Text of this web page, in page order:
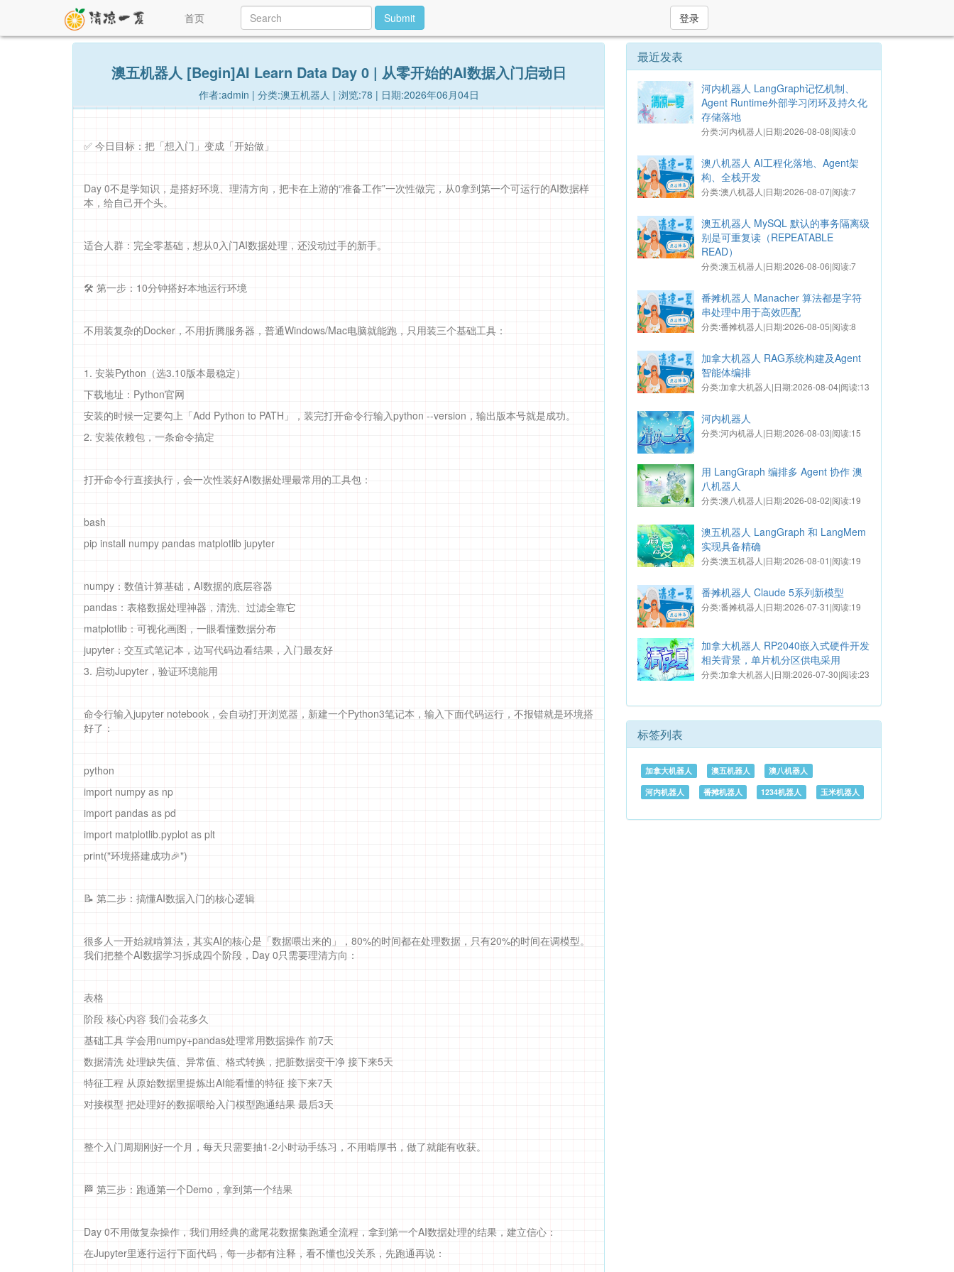
首页 Submit 登录
澳五机器人 [Begin]AI Learn Data Day 0 | 从零开始的AI数据入门启动日
作者:admin | 分类:澳五机器人 | 浏览:78 | 日期:2026年06月04日
✅ 今日目标：把「想入门」变成「开始做」
Day 0不是学知识，是搭好环境、理清方向，把卡在上游的“准备工作”一次性做完，从0拿到第一个可运行的AI数据样
本，给自己开个头。
适合人群：完全零基础，想从0入门AI数据处理，还没动过手的新手。
🛠️ 第一步：10分钟搭好本地运行环境
不用装复杂的Docker，不用折腾服务器，普通Windows/Mac电脑就能跑，只用装三个基础工具：
1. 安装Python（选3.10版本最稳定）
下载地址：Python官网
安装的时候一定要勾上「Add Python to PATH」，装完打开命令行输入python --version，输出版本号就是成功。
2. 安装依赖包，一条命令搞定
打开命令行直接执行，会一次性装好AI数据处理最常用的工具包：
bash
pip install numpy pandas matplotlib jupyter
numpy：数值计算基础，AI数据的底层容器
pandas：表格数据处理神器，清洗、过滤全靠它
matplotlib：可视化画图，一眼看懂数据分布
jupyter：交互式笔记本，边写代码边看结果，入门最友好
3. 启动Jupyter，验证环境能用
命令行输入jupyter notebook，会自动打开浏览器，新建一个Python3笔记本，输入下面代码运行，不报错就是环境搭
好了：
python
import numpy as np
import pandas as pd
import matplotlib.pyplot as plt
print("环境搭建成功🎉")
📝 第二步：搞懂AI数据入门的核心逻辑
很多人一开始就啃算法，其实AI的核心是「数据喂出来的」，80%的时间都在处理数据，只有20%的时间在调模型。
我们把整个AI数据学习拆成四个阶段，Day 0只需要理清方向：
表格
阶段 核心内容 我们会花多久
基础工具 学会用numpy+pandas处理常用数据操作 前7天
数据清洗 处理缺失值、异常值、格式转换，把脏数据变干净 接下来5天
特征工程 从原始数据里提炼出AI能看懂的特征 接下来7天
对接模型 把处理好的数据喂给入门模型跑通结果 最后3天
整个入门周期刚好一个月，每天只需要抽1-2小时动手练习，不用啃厚书，做了就能有收获。
🏁 第三步：跑通第一个Demo，拿到第一个结果
Day 0不用做复杂操作，我们用经典的鸢尾花数据集跑通全流程，拿到第一个AI数据处理的结果，建立信心：
在Jupyter里逐行运行下面代码，每一步都有注释，看不懂也没关系，先跑通再说：
最近发表
河内机器人 LangGraph记忆机制、
Agent Runtime外部学习闭环及持久化
存储落地
分类:河内机器人|日期:2026-08-08|阅读:0
澳八机器人 AI工程化落地、Agent架
构、全栈开发
分类:澳八机器人|日期:2026-08-07|阅读:7
澳五机器人 MySQL ‌默认的事务隔离级
别是可重复读（REPEATABLE
READ）‌
分类:澳五机器人|日期:2026-08-06|阅读:7
番摊机器人 Manacher 算法都是字符
串处理中用于高效匹配
分类:番摊机器人|日期:2026-08-05|阅读:8
加拿大机器人 RAG系统构建及Agent
智能体编排
分类:加拿大机器人|日期:2026-08-04|阅读:13
河内机器人
分类:河内机器人|日期:2026-08-03|阅读:15
用 LangGraph 编排多 Agent 协作 澳
八机器人
分类:澳八机器人|日期:2026-08-02|阅读:19
澳五机器人 LangGraph 和 LangMem
实现具备精确
分类:澳五机器人|日期:2026-08-01|阅读:19
番摊机器人 Claude 5系列新模型
分类:番摊机器人|日期:2026-07-31|阅读:19
加拿大机器人 RP2040嵌入式硬件开发
相关背景，单片机分区供电采用
分类:加拿大机器人|日期:2026-07-30|阅读:23
标签列表
加拿大机器人 澳五机器人
澳八机器人
河内机器人
番摊机器人 1234机器人 玉米机器人